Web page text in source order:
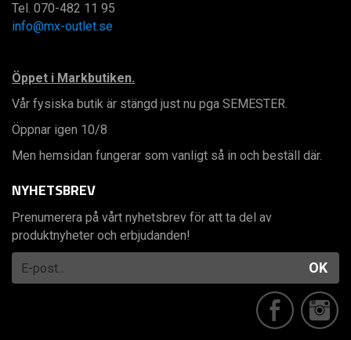
Tel. 070-482 11 95
info@mx-outlet.se
Öppet i Markbutiken.
Vår fysiska butik är stängd just nu pga SEMESTER.
Öppnar igen 10/8
Men hemsidan fungerar som vanligt så in och beställ där.
NYHETSBREV
Prenumerera på vårt nyhetsbrev för att ta del av
produktnyheter och erbjudanden!
OK